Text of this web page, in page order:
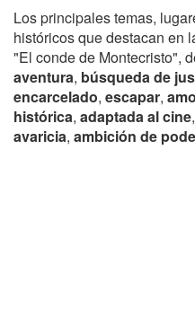
Los principales temas,
históricos que destacan en
"El conde de Montecristo",
aventura, búsqueda de
encarcelado, escapar,
histórica, adaptada al cine,
avaricia, ambición de